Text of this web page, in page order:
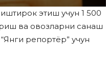
этиш учун 1 500
ва овозларни санаш
репортёр” учун